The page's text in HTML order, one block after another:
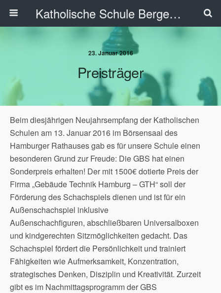
Katholische Schule Bergedorf
23. Januar 2016
Preisträger
Beim diesjährigen Neujahrsempfang der Katholischen
Schulen am 13. Januar 2016 im Börsensaal des
Hamburger Rathauses gab es für unsere Schule einen
besonderen Grund zur Freude: Die GBS hat einen
Sonderpreis erhalten! Der mit 1500€ dotierte Preis der
Firma „Gebäude Technik Hamburg – GTH“ soll der
Förderung des Schachspiels dienen und ist für ein
Außenschachspiel inklusive
Außenschachfiguren, abschließbaren Universalboxen
und kindgerechten Sitzmöglichkeiten gedacht. Das
Schachspiel fördert die Persönlichkeit und trainiert
Fähigkeiten wie Aufmerksamkeit, Konzentration,
strategisches Denken, Disziplin und Kreativität. Zurzeit
gibt es im Nachmittagsprogramm der GBS